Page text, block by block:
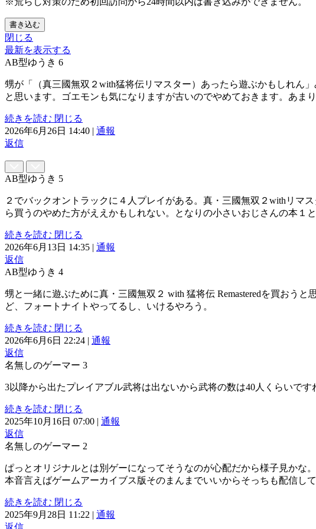
書き込む
閉じる
最新を表示する
AB型ゆうき 6
甥が「（真三國無双２with猛将伝リマスター）あったら遊ぶかもしれん
と思います。ゴエモンも気になりますが古いのでやめておきます。あま
続きを読む 閉じる
2026年6月26日 14:40 | 通報
返信
AB型ゆうき 5
２でバックオントラックに４人プレイがある。真・三國無双２withリマ
ら買うのやめた方がええかもしれない。となりの小さいおじさんの本１
続きを読む 閉じる
2026年6月13日 14:35 | 通報
返信
AB型ゆうき 4
甥と一緒に遊ぶために真・三國無双２ with 猛将伝 Remasteredを買おう
ど、フォートナイトやってるし、いけるやろう。
続きを読む 閉じる
2026年6月6日 22:24 | 通報
返信
名無しのゲーマー 3
3以降から出たプレイアブル武将は出ないから武将の数は40人くらいです
続きを読む 閉じる
2025年10月16日 07:00 | 通報
返信
名無しのゲーマー 2
ぱっとオリジナルとは別ゲーになってそうなのが心配だから様子見かな。
本音言えばゲームアーカイブス版そのまんまでいいからそっちも配信し
続きを読む 閉じる
2025年9月28日 11:22 | 通報
返信